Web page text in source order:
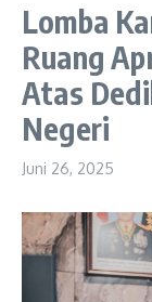
Lomba
Ruang
Atas
Negeri
Juni 26, 2025